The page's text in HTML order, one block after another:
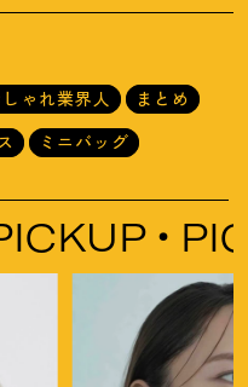
さん
しゃれ業界人
まとめ
ミニバッグ